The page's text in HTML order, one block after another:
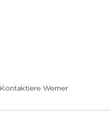
Kontaktiere Werner